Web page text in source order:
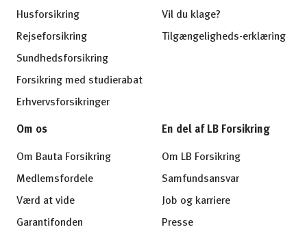
Husforsikring
Rejseforsikring
Sundhedsforsikring
Forsikring med studierabat
Erhvervsforsikringer
Vil du klage?
Tilgængeligheds-erklæring
Om os
Om Bauta Forsikring
Medlemsfordele
Værd at vide
Garantifonden
En del af LB Forsikring
Om LB Forsikring
Samfundsansvar
Job og karriere
Presse